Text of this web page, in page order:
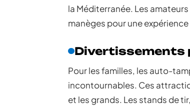
la Méditerranée. Les
manèges pour une
Divertissements
Pour les familles, les auto-
incontournables. Ces
et les grands. Les stands de